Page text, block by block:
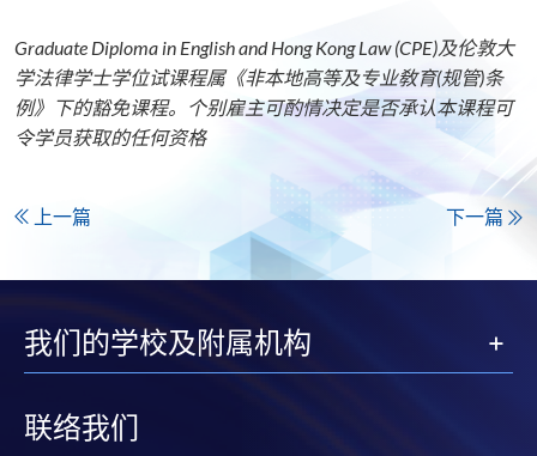
Graduate Diploma in English and Hong Kong Law (CPE)及伦敦大
学法律学士学位试课程属《非本地高等及专业敎育(规管)条
例》下的豁免课程。个别雇主可酌情决定是否承认本课程可
令学员获取的任何资格
上一篇 下一篇
我们的学校及附属机构
联络我们